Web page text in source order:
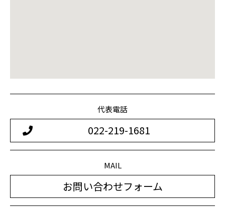
代表電話
022-219-1681
MAIL
お問い合わせフォーム